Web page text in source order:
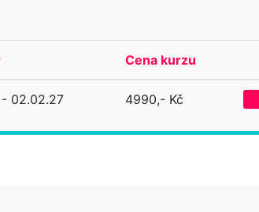
Cena kurzu
- 02.02.27 4990,- Kč